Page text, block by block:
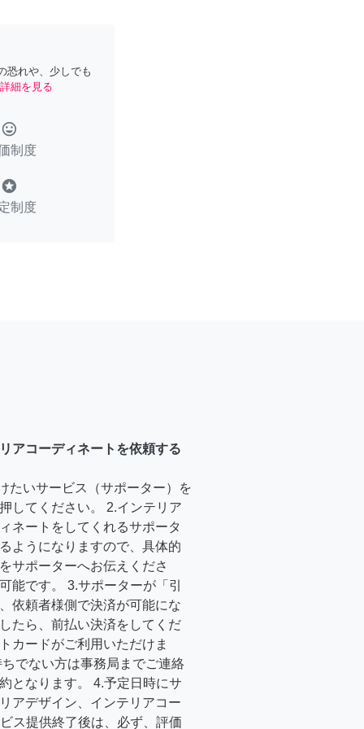
恐れや、少しでも
詳細を見る
tag_faces
制度
stars
制度
アコーディネートを依頼する
たいサービス（サポーター）を
してください。 2.インテリア
ネートをしてくれるサポータ
ようになりますので、具体的
サポーターへお伝えくださ
能です。 3.サポーターが「引
依頼者様側で決済が可能にな
たら、前払い決済をしてくだ
カードがご利用いただけま
でない方は事務局までご連絡
となります。 4.予定日時にサ
アデザイン、インテリアコー
ス提供終了後は、必ず、評価